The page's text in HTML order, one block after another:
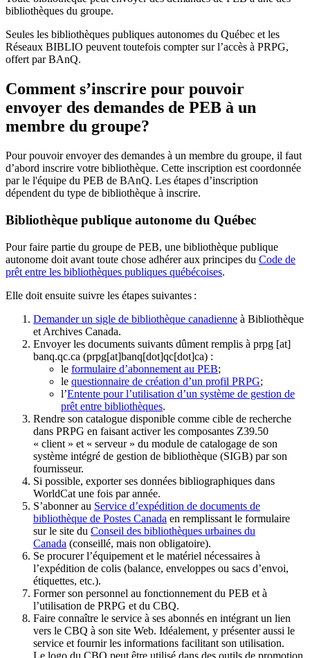
bibliothèques du groupe.
Seules les bibliothèques publiques autonomes du Québec et les
Réseaux BIBLIO peuvent toutefois compter sur l’accès à PRPG,
offert par BAnQ.
Comment s’inscrire pour pouvoir
envoyer des demandes de PEB à un
membre du groupe?
Pour pouvoir envoyer des demandes à un membre du groupe, il faut
d’abord inscrire votre bibliothèque. Cette inscription est coordonnée
par le l'équipe du PEB de BAnQ. Les étapes d’inscription
dépendent du type de bibliothèque à inscrire.
Bibliothèque publique autonome du Québec
Pour faire partie du groupe de PEB, une bibliothèque publique
autonome doit avant toute chose adhérer aux principes du Code de
prêt entre les bibliothèques publiques québécoises.
Elle doit ensuite suivre les étapes suivantes :
Demander un sigle de bibliothèque canadienne à Bibliothèque
et Archives Canada.
Envoyer les documents suivants dûment remplis à prpg [at]
banq.qc.ca (prpg[at]banq[dot]qc[dot]ca) :
le formulaire d’abonnement au PEB;
le questionnaire de création d’un profil PRPG;
l’Entente pour l’utilisation d’un système de gestion de
prêt entre bibliothèques.
Rendre son catalogue disponible comme cible de recherche
dans PRPG en faisant activer les composantes Z39.50
« client » et « serveur » du module de catalogage de son
système intégré de gestion de bibliothèque (SIGB) par son
fournisseur.
Si possible, exporter ses données bibliographiques dans
WorldCat une fois par année.
S’abonner au Service d’expédition de documents de
bibliothèque de Postes Canada en remplissant le formulaire
sur le site du Conseil des bibliothèques urbaines du
Canada (conseillé, mais non obligatoire).
Se procurer l’équipement et le matériel nécessaires à
l’expédition de colis (balance, enveloppes ou sacs d’envoi,
étiquettes, etc.).
Former son personnel au fonctionnement du PEB et à
l’utilisation de PRPG et du CBQ.
Faire connaître le service à ses abonnés en intégrant un lien
vers le CBQ à son site Web. Idéalement, y présenter aussi le
service et fournir les informations facilitant son utilisation.
Le logo du CBQ peut être utilisé dans des outils de promotion